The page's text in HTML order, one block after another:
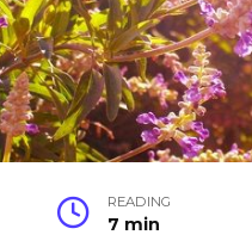
READING
7 min